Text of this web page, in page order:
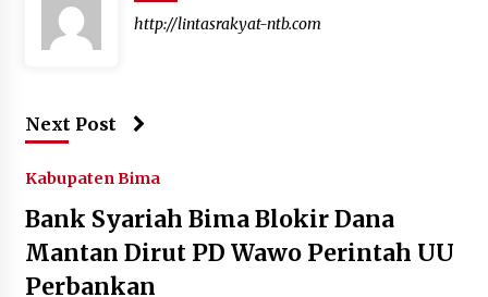
http://lintasrakyat-ntb.com
Next Post
Kabupaten Bima
Bank Syariah Bima Blokir Dana
Mantan Dirut PD Wawo Perintah UU
Perbankan